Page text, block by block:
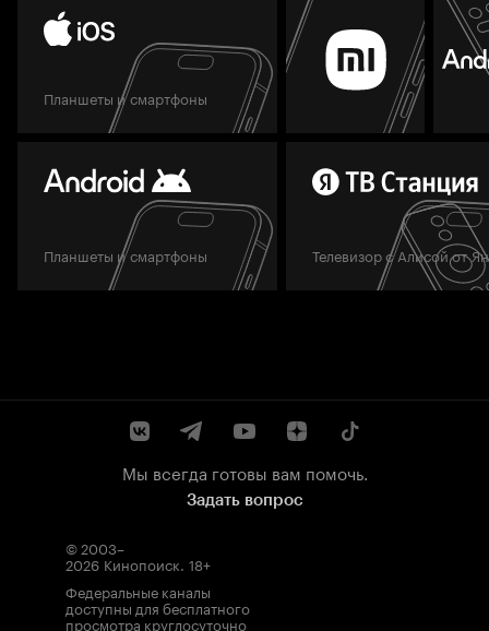
Планшеты и смартфоны
Планшеты и смартфоны Телевизор с Алисой от
Мы всегда готовы вам помочь.
Задать вопрос
© 2003–
2026 Кинопоиск. 18+
Федеральные каналы
доступны для бесплатного
просмотра круглосуточно